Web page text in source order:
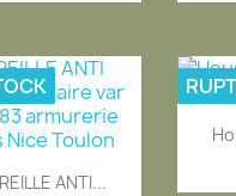
rapideANTI...